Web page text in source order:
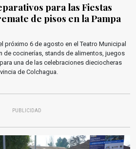
para las Fiestas
de pisos en la Pampa
próximo 6 de agosto en el Teatro Municipal
de cocinerías, stands de alimentos, juegos
una de las celebraciones dieciocheras
de Colchagua.
PUBLICIDAD